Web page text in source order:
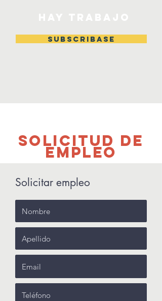
Subscribase
Solicitud de
Empleo
Solicitar empleo